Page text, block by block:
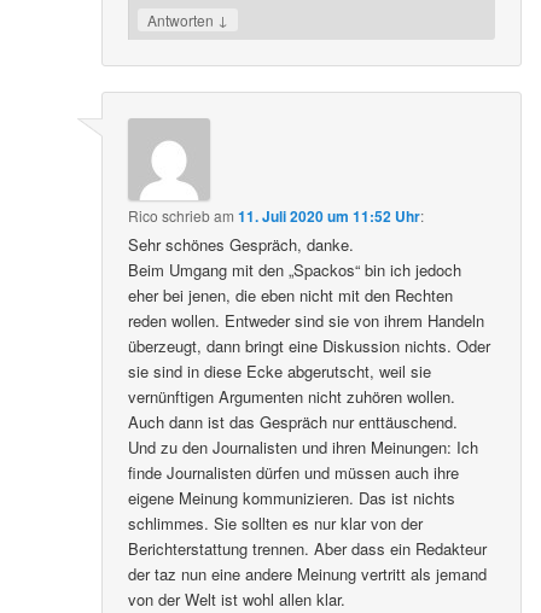
Antworten ↓
Rico schriebam11. Juli 2020 um 11:52 Uhr:
Sehr schönes Gespräch, danke.
Beim Umgang mit den „Spackos“ bin ich jedoch
eher bei jenen, die eben nicht mit den Rechten
reden wollen. Entweder sind sie von ihrem Handeln
überzeugt, dann bringt eine Diskussion nichts. Oder
sie sind in diese Ecke abgerutscht, weil sie
vernünftigen Argumenten nicht zuhören wollen.
Auch dann ist das Gespräch nur enttäuschend.
Und zu den Journalisten und ihren Meinungen: Ich
finde Journalisten dürfen und müssen auch ihre
eigene Meinung kommunizieren. Das ist nichts
schlimmes. Sie sollten es nur klar von der
Berichterstattung trennen. Aber dass ein Redakteur
der taz nun eine andere Meinung vertritt als jemand
von der Welt ist wohl allen klar.